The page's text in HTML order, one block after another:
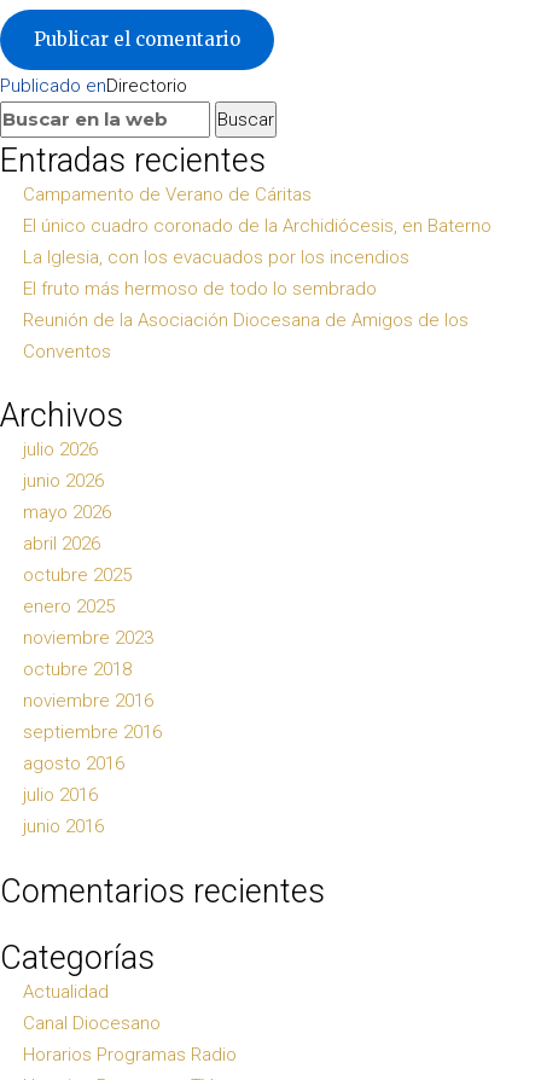
Navegación
de
entradas
Publicado enDirectorio
Buscar:
Buscar
Entradas recientes
Campamento de Verano de Cáritas
El único cuadro coronado de la Archidiócesis, en Baterno
La Iglesia, con los evacuados por los incendios
El fruto más hermoso de todo lo sembrado
Reunión de la Asociación Diocesana de Amigos de los
Conventos
Archivos
julio 2026
junio 2026
mayo 2026
abril 2026
octubre 2025
enero 2025
noviembre 2023
octubre 2018
noviembre 2016
septiembre 2016
agosto 2016
julio 2016
junio 2016
Comentarios recientes
Categorías
Actualidad
Canal Diocesano
Horarios Programas Radio